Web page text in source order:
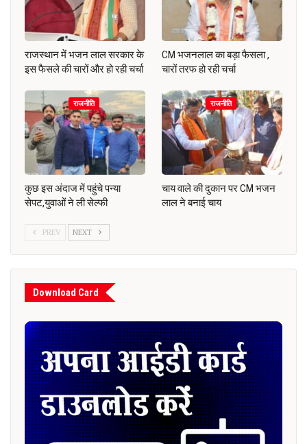
राजस्थान में भजन लाल सरकार के
इस फैसले की चारों और हो रही चर्चा
CM भजनलाल का बड़ा फैसला ,
चारों तरफ हो रही चर्चा
राजनीति
कुछ इस अंदाज में पहुंचे पन्या
सेपट,युवाओं ने ली सेल्फी
राजनीति
चाय वाले की दुकान पर CM भजन
लाल ने बनाई चाय
PREV NEXT
Download Card